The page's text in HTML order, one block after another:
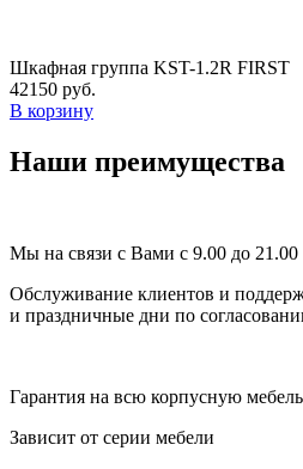
Шкафная группа KST-1.2R FIRST
42150 руб.
В корзину
Наши преимущества
Мы на связи с Вами с 9.00 до 21.00
Обслуживание клиентов и
и праздничные дни по
Гарантия на всю корпусную
Зависит от серии мебели